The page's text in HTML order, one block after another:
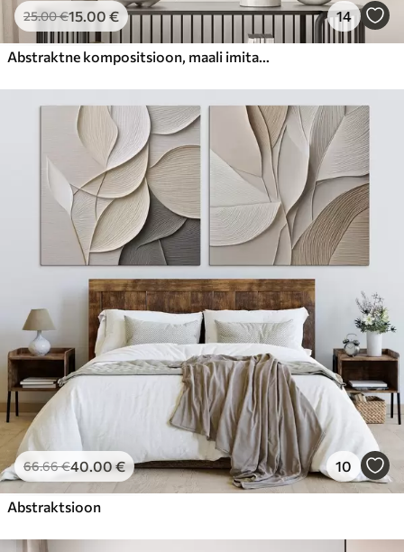
25.00€15.00 € 14
Abstraktne kompositsioon, maali imitatsioon
66.66€40.00€ 10
Abstraktsioon